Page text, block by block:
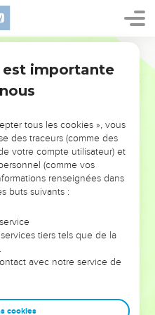
L’ÉVÉNEMENT
!
VOUS ÉVITER LES
?
moins les doutes, les erreurs
alors même que ce
façonnés.
et responsables
afin que leurs erreurs
est importante
tous les cookies », vous
des traceurs (comme des
votre compte utilisateur) et
(comme vos
renseignées dans
buts suivants :
tiers tels que de la
avec notre service de
cookies